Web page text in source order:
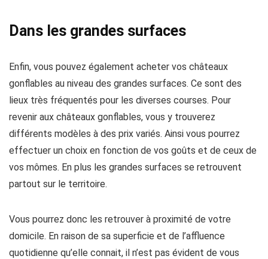
Dans les grandes surfaces
Enfin, vous pouvez également acheter vos châteaux
gonflables au niveau des grandes surfaces. Ce sont des
lieux très fréquentés pour les diverses courses. Pour
revenir aux châteaux gonflables, vous y trouverez
différents modèles à des prix variés. Ainsi vous pourrez
effectuer un choix en fonction de vos goûts et de ceux de
vos mômes. En plus les grandes surfaces se retrouvent
partout sur le territoire.
Vous pourrez donc les retrouver à proximité de votre
domicile. En raison de sa superficie et de l’affluence
quotidienne qu’elle connait, il n’est pas évident de vous